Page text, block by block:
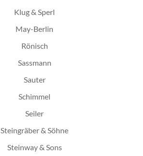
Klug & Sperl
May-Berlin
Rönisch
Sassmann
Sauter
Schimmel
Seiler
Steingräber & Söhne
Steinway & Sons